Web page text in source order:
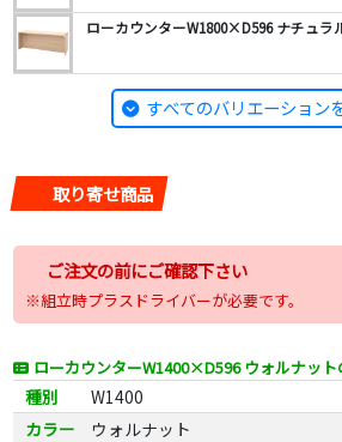
ローカウンターW1800×D596 ナチュラ
すべてのバリエーション
取り寄せ商品
ご注文の前にご確認下さい
※組立時プラスドライバーが必要です。
ローカウンターW1400×D596 ウォルナッ
種別
W1400
カラー
ウォルナット